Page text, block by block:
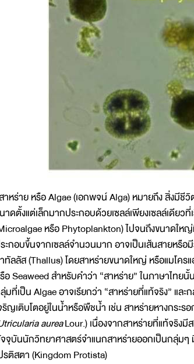
าหร่าย หรือ Algae (เอกพจน์ Alga) หมายถึง สิ่งมี
าดตั้งแต่เล็กมากประกอบด้วยเซลล์เพียงเซลล์เดีย
หรือ Phytoplankton) ไปจนถึงขนาดให
ะกอบขึ้นจากเซลล์จำนวนมาก อาจเป็นเส้นสายหรื
ทัลลัส (Thallus) โดยสาหร่ายขนาดใหญ่ หรือแมโคร
อ Seaweed สำหรับคำว่า “สาหร่าย” ในภาษาไท
มที่เป็น Algae อาจเรียกว่า “สาหร่ายที่แท้จริง” แ
ริญเติบโตอยู่ในน้ำหรือพืชน้ำ เช่น สาหร่ายหางกระรอ
aureaLour.) เนื่องจากสาหร่ายที่แท้จริง
จุบันนักวิทยาศาสตร์จำแนกสาหร่ายออกเป็นกลุ่ม
รติสตา (Kingdom Protista)